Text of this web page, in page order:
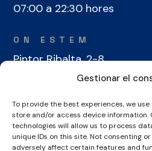
Gestionar el
To provide the best experiences, we
store and/or access device information.
technologies will allow us to process
unique IDs on this site. Not consenting
adversely affect certain features and
07:00 a 22:30 hores
ON ESTEM
Pintor Ribalta, 2-8
08028 Barcelona
CONTACTE
+34 934 486 350
cel@laieta.cat